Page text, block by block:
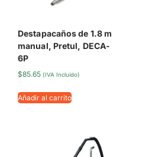
Destapacaños de 1.8 m
manual, Pretul, DECA-
6P
$85.65 (IVA Incluido)
Añadir al carrito